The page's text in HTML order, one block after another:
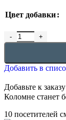
Цвет добавки
Количество
Добавить в
Добавьте к
Коломне станет
10 посетителей